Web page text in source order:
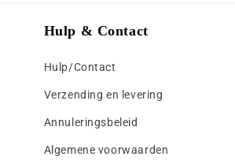
Hulp & Contact
Hulp/Contact
Verzending en levering
Annuleringsbeleid
Algemene voorwaarden